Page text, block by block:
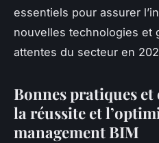
essentiels pour assurer
nouvelles technologies et
attentes du secteur en
Bonnes pratiques et
la réussite et
management BIM